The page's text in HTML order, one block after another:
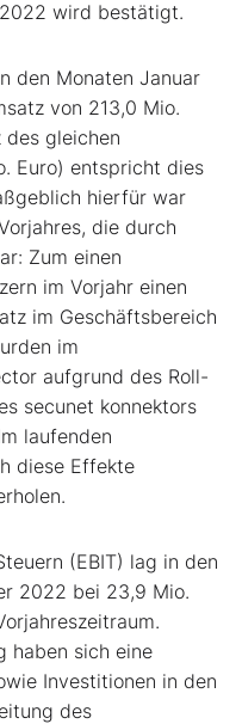
wird bestätigt.
den Monaten Januar
von 213,0 Mio.
des gleichen
Euro) entspricht dies
hierfür war
die durch
Zum einen
im Vorjahr einen
im Geschäftsbereich
im
aufgrund des Roll-
secunet konnektors
laufenden
diese Effekte
(EBIT) lag in den
2022 bei 23,9 Mio.
haben sich eine
Investitionen in den
des